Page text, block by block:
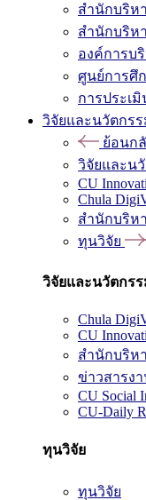
สำนักบริห
สำนักบริห
องค์การบ
ศูนย์การศึ
การประเ
วิจัยและนวัตกรร
ย้อนก
วิจัยและน
CU
Chula
สำนักบริห
ทุนวิจัย
วิจัยและนวัตกร
Chula
CU
สำนักบริห
ข่าวสารง
CU Social
CU-Daily
ทุนวิจัย
ทุนวิจัย